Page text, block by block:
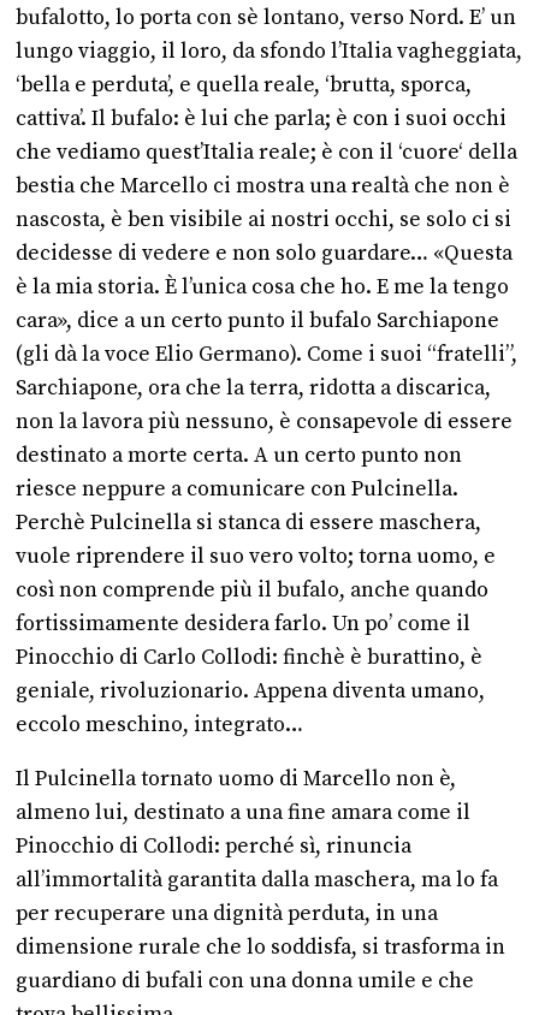
bufalotto, lo porta con sè lontano, verso Nord. E’ un
lungo viaggio, il loro, da sfondo l’Italia vagheggiata,
‘bella e perduta’, e quella reale, ‘brutta, sporca,
cattiva’. Il bufalo: è lui che parla; è con i suoi occhi
che vediamo quest’Italia reale; è con il ‘cuore‘ della
bestia che Marcello ci mostra una realtà che non è
nascosta, è ben visibile ai nostri occhi, se solo ci si
decidesse di vedere e non solo guardare… «Questa
è la mia storia. È l’unica cosa che ho. E me la tengo
cara», dice a un certo punto il bufalo Sarchiapone
(gli dà la voce Elio Germano). Come i suoi “fratelli”,
Sarchiapone, ora che la terra, ridotta a discarica,
non la lavora più nessuno, è consapevole di essere
destinato a morte certa. A un certo punto non
riesce neppure a comunicare con Pulcinella.
Perchè Pulcinella si stanca di essere maschera,
vuole riprendere il suo vero volto; torna uomo, e
così non comprende più il bufalo, anche quando
fortissimamente desidera farlo. Un po’ come il
Pinocchio di Carlo Collodi: finchè è burattino, è
geniale, rivoluzionario. Appena diventa umano,
eccolo meschino, integrato…
Il Pulcinella tornato uomo di Marcello non è,
almeno lui, destinato a una fine amara come il
Pinocchio di Collodi: perché sì, rinuncia
all’immortalità garantita dalla maschera, ma lo fa
per recuperare una dignità perduta, in una
dimensione rurale che lo soddisfa, si trasforma in
guardiano di bufali con una donna umile e che